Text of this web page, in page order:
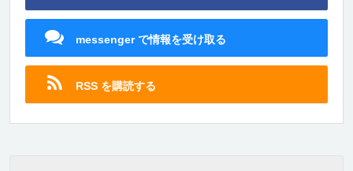
messenger で情報を受け取る
RSS を購読する